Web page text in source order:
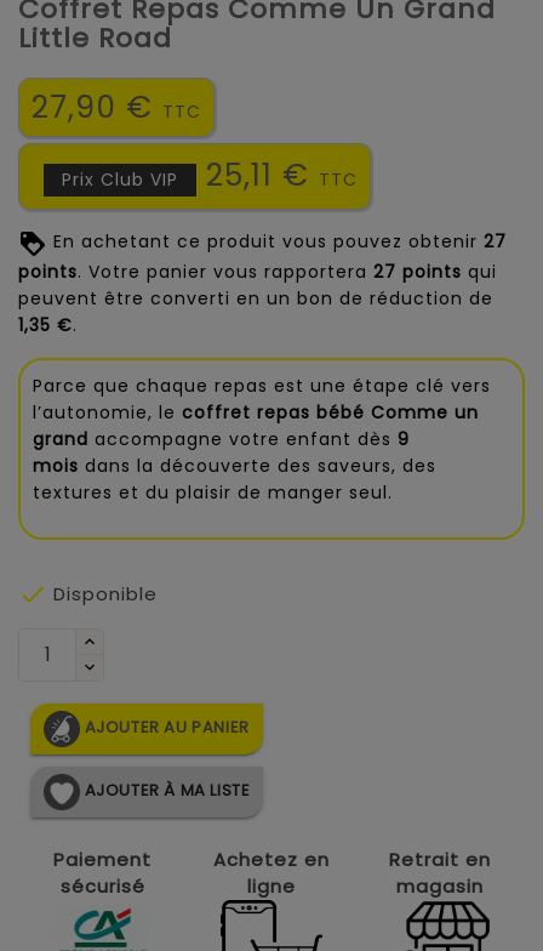
Coffret Repas Comme Un Grand
Little Road
27,90 € TTC
Prix Club VIP 25,11 € TTC
En achetant ce produit vous pouvez obtenir 27
points. Votre panier vous rapportera 27 points qui
peuvent être converti en un bon de réduction de
1,35 €.
Parce que chaque repas est une étape clé vers
l’autonomie, le coffret repas bébé Comme un
grand accompagne votre enfant dès 9
mois dans la découverte des saveurs, des
textures et du plaisir de manger seul.
 Disponible
AJOUTER AU PANIER
AJOUTER À MA LISTE
Paiement
sécurisé
Achetez en
ligne
Retrait en
magasin